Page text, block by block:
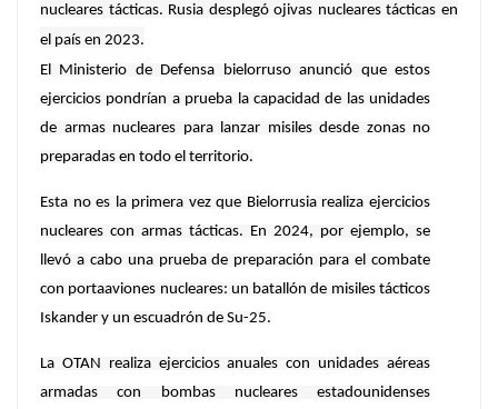
nucleares tácticas. Rusia desplegó ojivas nucleares tácticas en
el país en 2023.
El Ministerio de Defensa bielorruso anunció que estos
ejercicios pondrían a prueba la capacidad de las unidades
de armas nucleares para lanzar misiles desde zonas no
preparadas en todo el territorio.
Esta no es la primera vez que Bielorrusia realiza ejercicios
nucleares con armas tácticas. En 2024, por ejemplo, se
llevó a cabo una prueba de preparación para el combate
con portaaviones nucleares: un batallón de misiles tácticos
Iskander y un escuadrón de Su-25.
La OTAN realiza ejercicios anuales con unidades aéreas
armadas con bombas nucleares estadounidenses